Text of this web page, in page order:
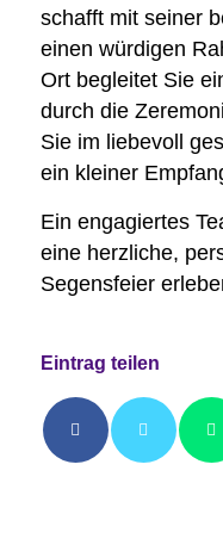
schafft mit seiner
einen würdigen
Ort begleitet Sie
durch die
Sie im liebevoll
ein kleiner
Ein engagiertes
eine herzliche,
Segensfeier
Eintrag teilen